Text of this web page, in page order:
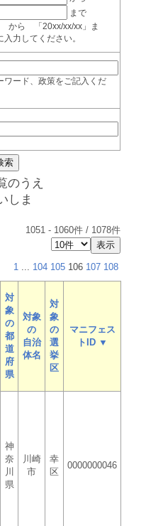
まで
から 「20xx/xx/xx」ま
力してください。
ード、政策をご記入くだ
のうえ
しま
1051 - 1060件 / 1078件
1 ... 104 105 106 107 108
対
象
の
都
道
府
県
対象
の
自治
体名
対
象
の
選
挙
区
マニフェス
トID ▼
神
奈
川
県
川崎
市
幸
区
0000000046